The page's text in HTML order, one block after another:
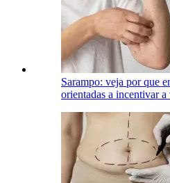
Sarampo: veja por que
orientadas a incentivar a